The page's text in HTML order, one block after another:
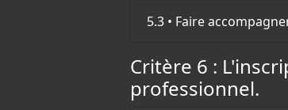
5.3 • Faire
Critère 6 :
professionnel.